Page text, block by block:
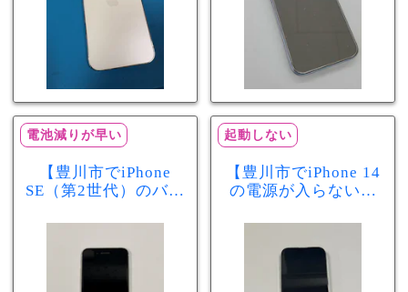
電池減りが早い
【豊川市でiPhone
SE（第2世代）のバッ
スマ豊川店】電池の
減りが早い症状も当
起動しない
【豊川市でiPhone 14
の電源が入らない修
店】バッテリー交換
で復旧するケースも
あります！